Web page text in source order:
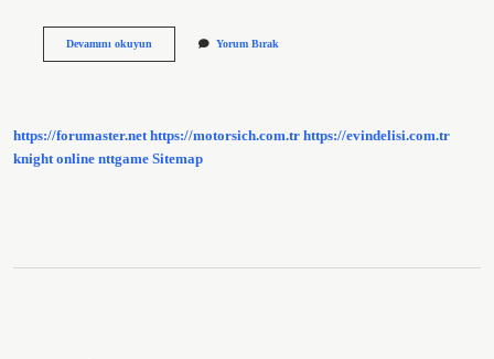
Devamını okuyunAzameti
Yorum Bırak
https://forumaster.net https://motorsich.com.tr https://evindelisi.com.tr
knight online nttgame Sitemap